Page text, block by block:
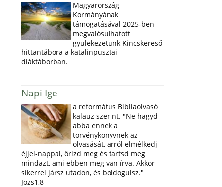
Magyarország
Kormányának
támogatásával 2025-ben
megvalósulhatott
gyülekezetünk Kincskereső
hittantábora a katalinpusztai
diáktáborban.
Napi Ige
a református Bibliaolvasó
kalauz szerint. "Ne hagyd
abba ennek a
törvénykönyvnek az
olvasását, arról elmélkedj
éjjel-nappal, őrizd meg és tartsd meg
mindazt, ami ebben meg van írva. Akkor
sikerrel jársz utadon, és boldogulsz."
Jozs1,8